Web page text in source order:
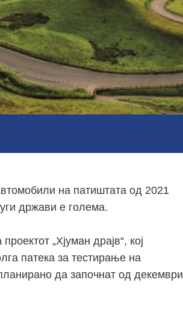
на патиштата од 2021
држави е голема.
„Хјуман драјв“, кој
патека за тестирање на
да започнат од декември